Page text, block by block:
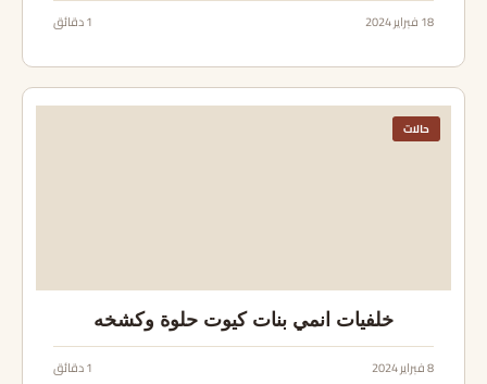
18 فبراير 2024 1 دقائق
حالات
خلفيات انمي بنات كيوت حلوة وكشخه
8 فبراير 2024 1 دقائق